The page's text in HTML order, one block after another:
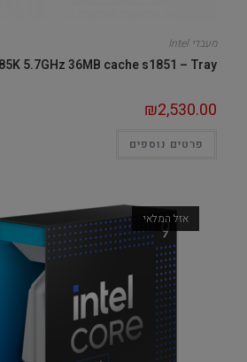
מעבדי Intel
5.7GHz 36MB cache s1851 – Tray
₪2,530.00
פרטים נוספים
אזל המלאי